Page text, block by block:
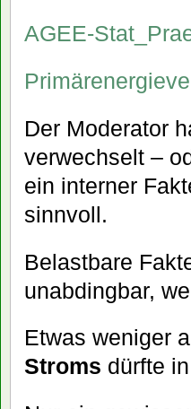
AGEE-
Der Moderator
verwechselt –
ein interner
sinnvoll.
Belastbare
unabdingbar,
Etwas weniger
Stroms dürfte